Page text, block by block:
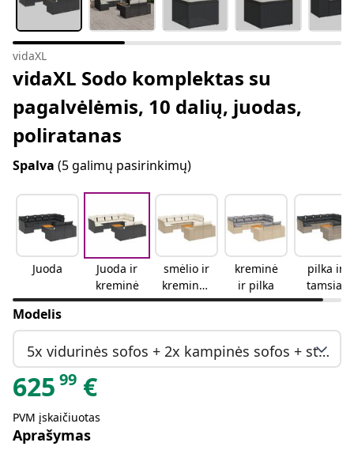
vidaXL
vidaXL Sodo komplektas su
pagalvėlėmis, 10 dalių, juodas,
poliratanas
Spalva (5 galimų pasirinkimų)
Juoda
Juoda ir
kreminė
smėlio ir
kreminės
spalvos
kreminė
ir pilka
pilka ir
tamsiai
pilka
Modelis
5x vidurinės sofos + 2x kampinės sofos + staliuku
625 99 €
PVM įskaičiuotas
Aprašymas